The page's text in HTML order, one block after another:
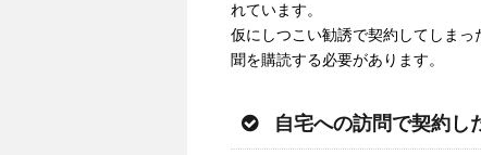
れています。
仮にしつこい勧誘で契約してしま
聞を購読する必要があります。
自宅への訪問で契約し